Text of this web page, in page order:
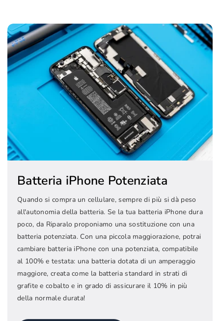
Batteria iPhone Potenziata
Quando si compra un cellulare, sempre di più si dà peso
all'autonomia della batteria. Se la tua batteria iPhone dura
poco, da Riparalo proponiamo una sostituzione con una
batteria potenziata. Con una piccola maggiorazione, potrai
cambiare batteria iPhone con una potenziata, compatibile
al 100% e testata: una batteria dotata di un amperaggio
maggiore, creata come la batteria standard in strati di
grafite e cobalto e in grado di assicurare il 10% in più
della normale durata!